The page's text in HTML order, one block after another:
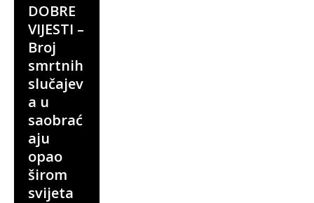
DOBRE
VIJESTI –
Broj
smrtnih
slučajev
a u
saobrać
aju
opao
širom
svijeta